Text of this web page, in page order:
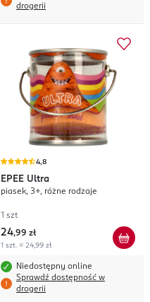
drogerii
4,8
EPEE Ultra
piasek, 3+, różne rodzaje
1 szt
24,99 zł
1 szt. = 24,99 zł
Niedostępny online
Sprawdź dostępność w
drogerii